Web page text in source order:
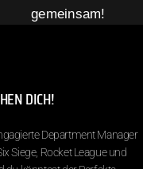
gemeinsam!
können.
DICH!
Department Manager
Siege, Rocket League und